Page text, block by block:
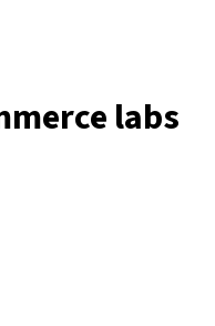
labs